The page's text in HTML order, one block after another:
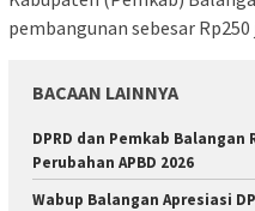
pembangunan sebesar Rp250
BACAAN LAINNYA
DPRD dan Pemkab
Perubahan APBD 2026
Wabup Balangan Apresiasi